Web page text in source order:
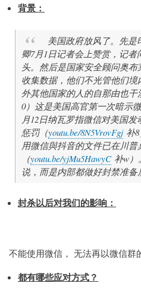
背景：
美国政府放风了。先是
卿7月1日记者会上赞赏，记
头。然后是国家安全顾问奥
收集数据，他们不光管他们
外其他国家的人的自那由也干
0）这是美国高官第一次暗示
月12日纳瓦罗指微信对美国
惩罚（youtu.be/8N5VrovFgj补8
用微信與抖音的文件已在川普
（youtu.be/yjMu5HawyC补w）
说，而是内部都做好封禁准备
封杀以后对我们的影响：
不能使用微信， 无法再以微信群
都有哪些应对方式？